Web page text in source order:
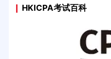
HKICPA考试百科